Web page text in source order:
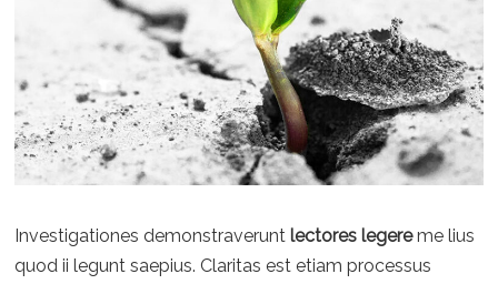
Investigationes demonstraverunt lectores legereme lius
quod ii legunt saepius. Claritas est etiam processus